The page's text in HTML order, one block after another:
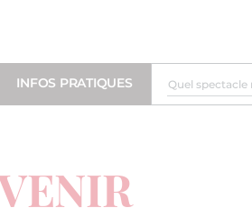
INFOS PRATIQUES